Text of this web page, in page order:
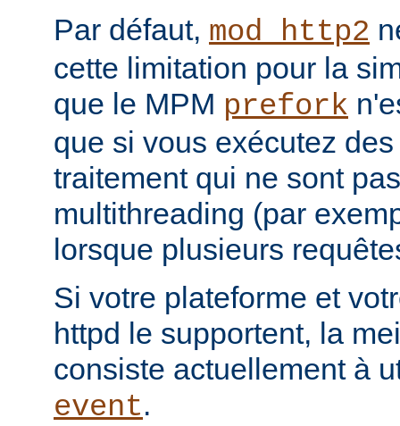
Par défaut, mod_http2
cette limitation pour la
que le MPM prefork
que si vous exécutez
traitement qui ne sont
multithreading (par
lorsque plusieurs
Si votre plateforme et
httpd le supportent, la
consiste actuellement à
event.